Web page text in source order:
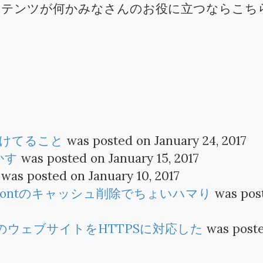
ンツが何かみなさんのお役に立つならこち
てること was posted on January 24, 2017
す was posted on January 15, 2017
posted on January 10, 2017
のキャッシュ削除でちょいハマり was
ウェブサイトをHTTPSに対応した was